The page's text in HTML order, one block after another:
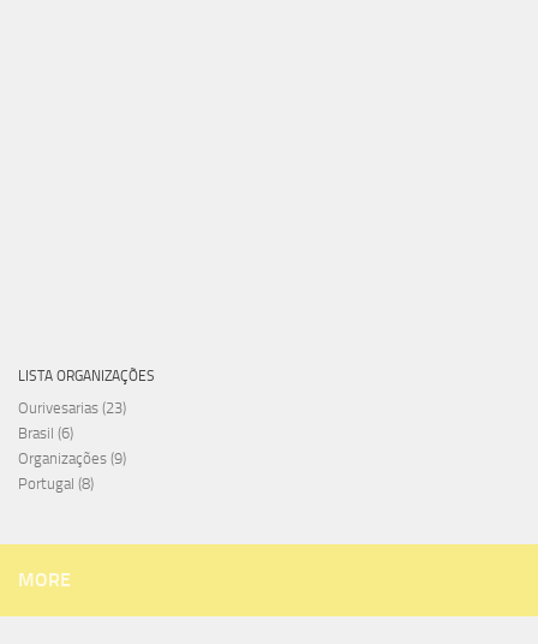
LISTA ORGANIZAÇÕES
Ourivesarias (23)
Brasil (6)
Organizações (9)
Portugal (8)
MORE